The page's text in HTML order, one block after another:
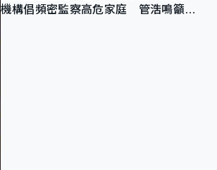
機構倡頻密監察高危家庭 管浩鳴籲加